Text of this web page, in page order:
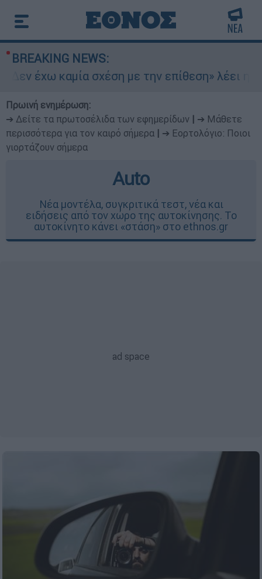
BREAKING NEWS:
έχω καμία σχέση με την επίθεση» λέει η
Πρωινή ενημέρωση:
➔ Δείτε τα πρωτοσέλιδα των εφημερίδων
➔ Μάθετε
περισσότερα για τον καιρό σήμερα
➔ Εορτολόγιο: Ποιοι
γιορτάζουν σήμερα
Auto
Νέα μοντέλα, συγκριτικά τεστ, νέα και
ειδήσεις από τον χώρο της αυτοκίνησης. Το
αυτοκίνητο κάνει «στάση» στο ethnos.gr